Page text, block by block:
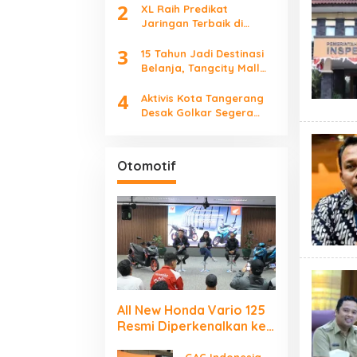
Keluarga
2
XL Raih Predikat
Jaringan Terbaik di
Baru Persaingan
Jaringan Nasional!
3
15 Tahun Jadi Destinasi
Belanja, Tangcity Mall
Lewat Event dan
Komunitas
4
Aktivis Kota Tangerang
Desak Golkar Segera
Otomotif
All New Honda Vario 125
Resmi Diperkenalkan ke